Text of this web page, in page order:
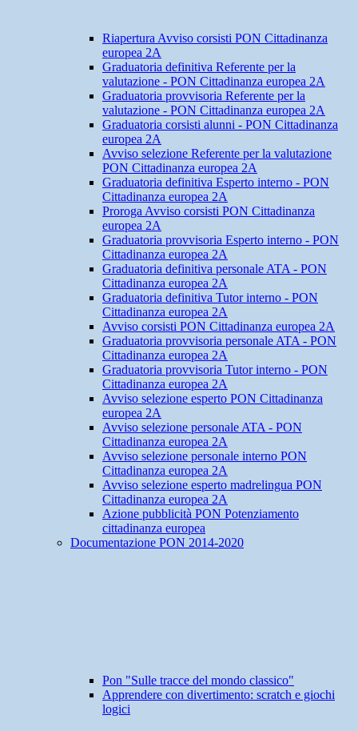
Riapertura Avviso corsisti PON Cittadinanza
europea 2A
Graduatoria definitiva Referente per la
valutazione - PON Cittadinanza europea 2A
Graduatoria provvisoria Referente per la
valutazione - PON Cittadinanza europea 2A
Graduatoria corsisti alunni - PON Cittadinanza
europea 2A
Avviso selezione Referente per la valutazione
PON Cittadinanza europea 2A
Graduatoria definitiva Esperto interno - PON
Cittadinanza europea 2A
Proroga Avviso corsisti PON Cittadinanza
europea 2A
Graduatoria provvisoria Esperto interno - PON
Cittadinanza europea 2A
Graduatoria definitiva personale ATA - PON
Cittadinanza europea 2A
Graduatoria definitiva Tutor interno - PON
Cittadinanza europea 2A
Avviso corsisti PON Cittadinanza europea 2A
Graduatoria provvisoria personale ATA - PON
Cittadinanza europea 2A
Graduatoria provvisoria Tutor interno - PON
Cittadinanza europea 2A
Avviso selezione esperto PON Cittadinanza
europea 2A
Avviso selezione personale ATA - PON
Cittadinanza europea 2A
Avviso selezione personale interno PON
Cittadinanza europea 2A
Avviso selezione esperto madrelingua PON
Cittadinanza europea 2A
Azione pubblicità PON Potenziamento
cittadinanza europea
Documentazione PON 2014-2020
Pon "Sulle tracce del mondo classico"
Apprendere con divertimento: scratch e giochi
logici